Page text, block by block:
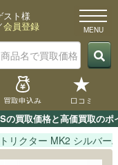
買取価格と高価買取の
スト様
会員登録
買取申込み 口コミ
リクター MK2 シルバー